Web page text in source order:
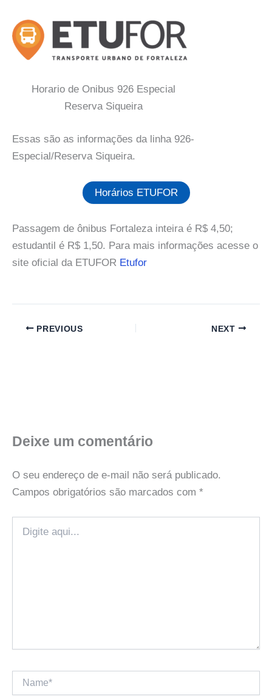
Horario de Onibus 926 Especial
Reserva Siqueira
Essas são as informações da linha 926-
Especial/Reserva Siqueira.
Horários ETUFOR
Passagem de ônibus Fortaleza inteira é R$ 4,50;
estudantil é R$ 1,50. Para mais informações acesse o
site oficial da ETUFOR Etufor
PREVIOUS NEXT
Deixe um comentário
O seu endereço de e-mail não será publicado.
Campos obrigatórios são marcados com *
aqui...
Name*